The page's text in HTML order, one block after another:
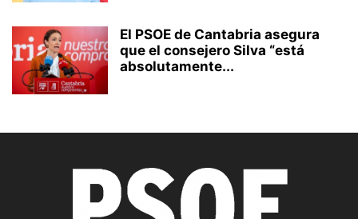
El PSOE de Cantabria asegura
que el consejero Silva “está
absolutamente...